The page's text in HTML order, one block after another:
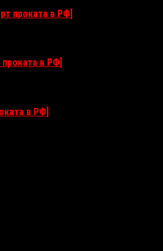
проката в РФ]
в РФ]
в РФ]